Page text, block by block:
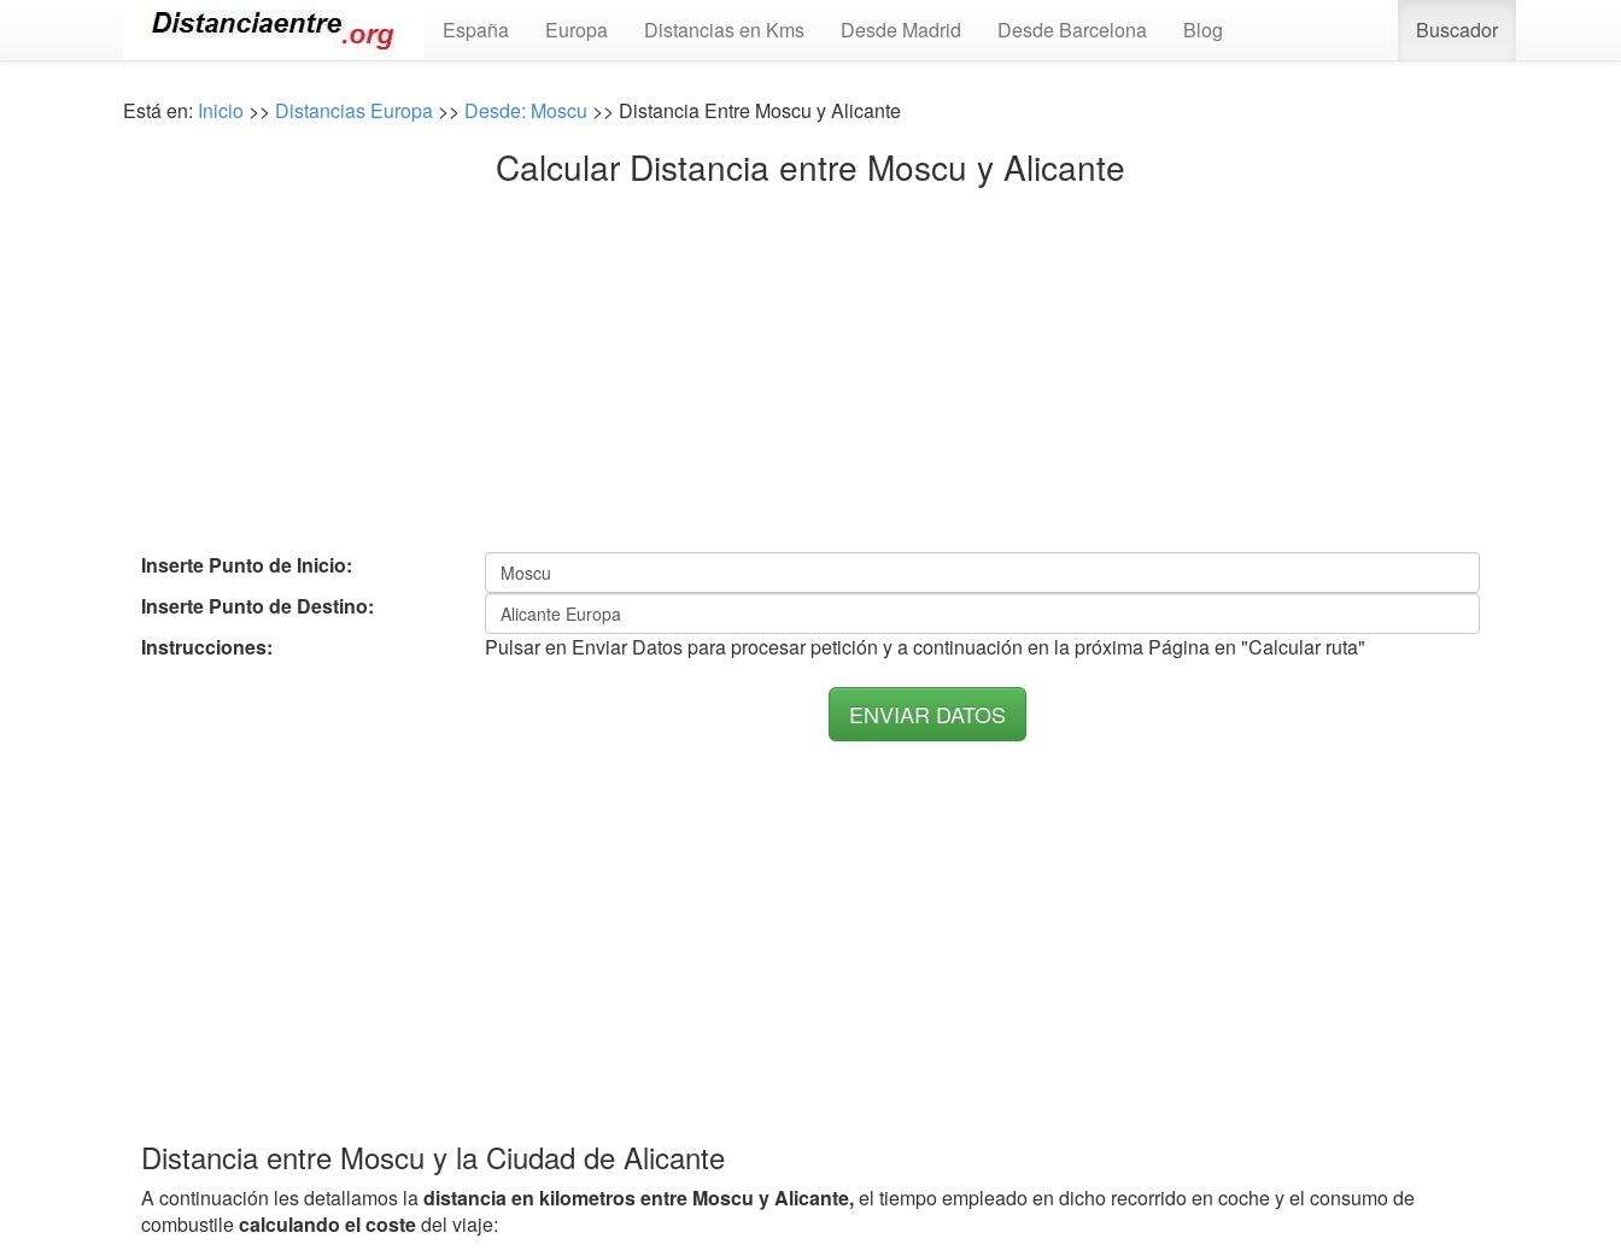
España Europa Distancias en Kms Desde Madrid Desde Barcelona Blog Buscador
Está en: Inicio >> Distancias Europa >> Desde: Moscu >> Distancia Entre Moscu y Alicante
Calcular Distancia entre Moscu y Alicante
Inserte Punto de Inicio:
Inserte Punto de Destino:
Instrucciones:
Pulsar en Enviar Datos para procesar petición y a continuación en la próxima Página en "Calcular ruta"
Distancia entre Moscu y la Ciudad de Alicante
A continuación les detallamos ladistancia en kilometros entre Moscu y Alicante,el tiempo empleado en dicho recorrido en coche y el consumo de
combustilecalculando el costedel viaje: